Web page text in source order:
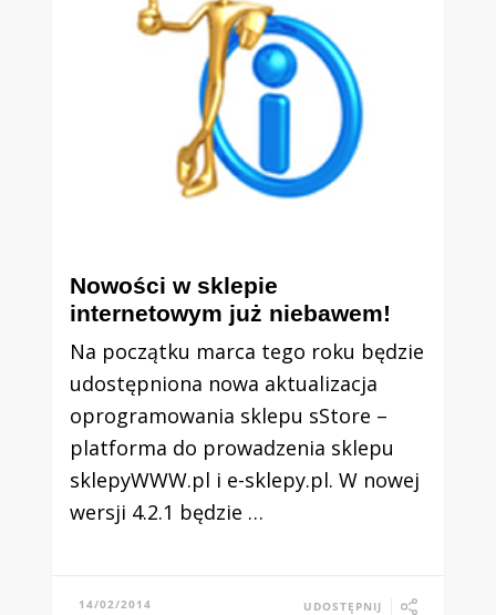
Nowości w sklepie
internetowym już niebawem!
Na początku marca tego roku będzie
udostępniona nowa aktualizacja
oprogramowania sklepu sStore –
platforma do prowadzenia sklepu
sklepyWWW.pl i e-sklepy.pl. W nowej
wersji 4.2.1 będzie …
14/02/2014 UDOSTĘPNIJ